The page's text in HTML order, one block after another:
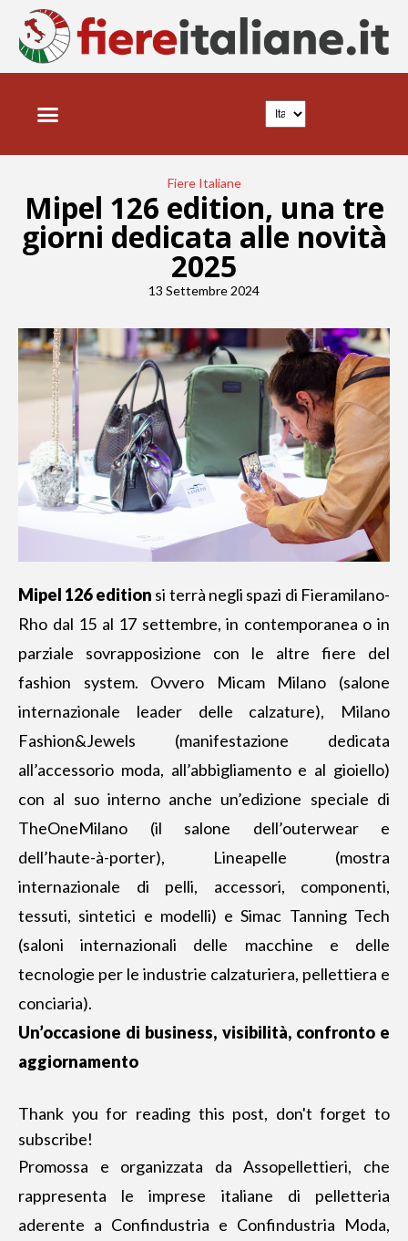
Fiere Italiane
Mipel 126 edition, una tre
giorni dedicata alle novità
2025
13 Settembre 2024
Mipel 126 edition si terrà negli spazi di Fieramilano-
Rho dal 15 al 17 settembre, in contemporanea o in
parziale sovrapposizione con le altre fiere del
fashion system. Ovvero Micam Milano (salone
internazionale leader delle calzature), Milano
Fashion&Jewels (manifestazione dedicata
all’accessorio moda, all’abbigliamento e al gioiello)
con al suo interno anche un’edizione speciale di
TheOneMilano (il salone dell’outerwear e
dell’haute-à-porter), Lineapelle (mostra
internazionale di pelli, accessori, componenti,
tessuti, sintetici e modelli) e Simac Tanning Tech
(saloni internazionali delle macchine e delle
tecnologie per le industrie calzaturiera, pellettiera e
conciaria).
Un’occasione di business, visibilità, confronto e
aggiornamento
Thank you for reading this post, don't forget to
subscribe!
Promossa e organizzata da Assopellettieri, che
rappresenta le imprese italiane di pelletteria
aderente a Confindustria e Confindustria Moda,